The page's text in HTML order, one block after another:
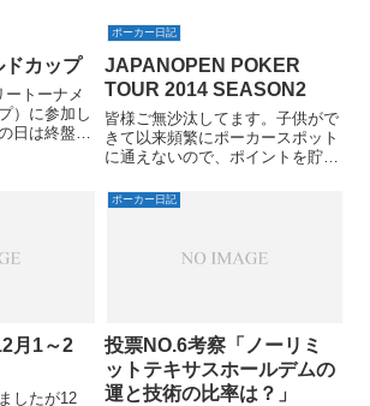
始めたので本名でやっていくのが
普通になっちゃってます。世の中
かっこいいポーカーネームの人多
いですよね。ということでポー
カ...
ドカップ
ートーナメ
）に参加し
日は終盤ま
ンしてビッ
ールしても
ポーカー日記
JAPANOPEN POKER
TOUR 2014 SEASON2
皆様ご無沙汰してます。子供がで
きて以来頻繁にポーカースポット
に通えないので、ポイントを貯め
出ずに一発サテ系に出てます。と
ト、JAPANOPEN POK...
月1～2
したが12
ポーカー日記
投票NO.6考察「ノーリミ
ットテキサスホールデムの
運と技術の比率は？」